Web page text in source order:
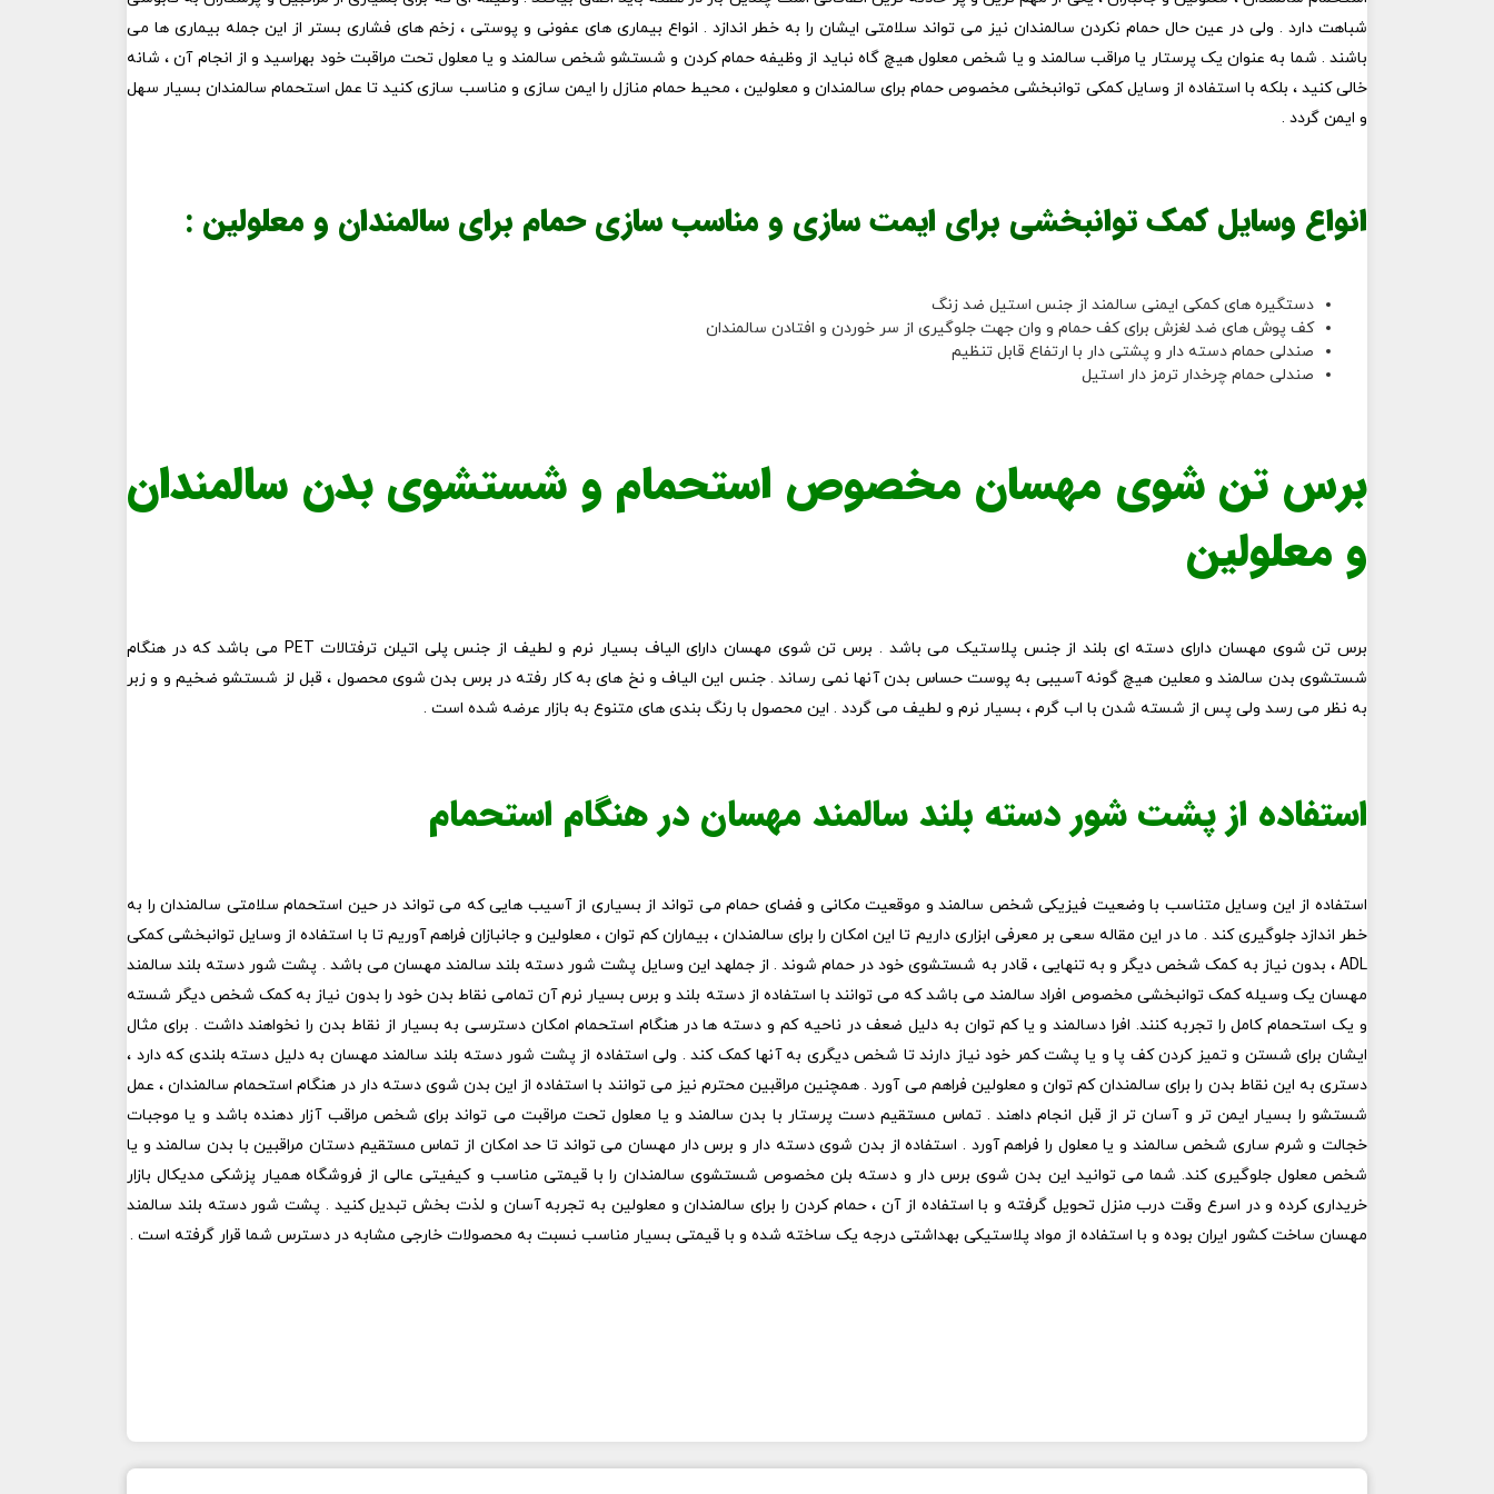
شباهت دارد . ولی در عین حال حمام نکردن سالمندان نیز می تواند سلامتی ایشان را به خطر اندازد . انواع بیماری های عفونی و پوستی ، زخم های فشاری بستر از این جمله بیماری ها می
باشند . شما به عنوان یک پرستار یا مراقب سالمند و یا شخص معلول هیچ گاه نباید از وظیفه حمام کردن و شستشو شخص سالمند و یا معلول تحت مراقبت خود بهراسید و از انجام آن ، شانه
خالی کنید ، بلکه با استفاده از وسایل کمکی توانبخشی مخصوص حمام برای سالمندان و معلولین ، محیط حمام منازل را ایمن سازی و مناسب سازی کنید تا عمل استحمام سالمندان بسیار سهل
و ایمن گردد .
انواع وسایل کمک توانبخشی برای ایمت سازی و مناسب سازی حمام برای سالمندان و معلولین :
دستگیره های کمکی ایمنی سالمند از جنس استیل ضد زنگ
کف پوش های ضد لغزش برای کف حمام و وان جهت جلوگیری از سر خوردن و افتادن سالمندان
صندلی حمام دسته دار و پشتی دار با ارتفاع قابل تنظیم
صندلی حمام چرخدار ترمز دار استیل
برس تن شوی مهسان مخصوص استحمام و شستشوی بدن سالمندان
و معلولین
برس تن شوی مهسان دارای دسته ای بلند از جنس پلاستیک می باشد . برس تن شوی مهسان دارای الیاف بسیار نرم و لطیف از جنس پلی اتیلن ترفتالات PET می باشد که در هنگام
شستشوی بدن سالمند و معلین هیچ گونه آسیبی به پوست حساس بدن آنها نمی رساند . جنس این الیاف و نخ های به کار رفته در برس بدن شوی محصول ، قبل لز شستشو ضخیم و و زبر
به نظر می رسد ولی پس از شسته شدن با اب گرم ، بسیار نرم و لطیف می گردد . این محصول با رنگ بندی های متنوع به بازار عرضه شده است .
استفاده از پشت شور دسته بلند سالمند مهسان در هنگام استحمام
استفاده از این وسایل متناسب با وضعیت فیزیکی شخص سالمند و موقعیت مکانی و فضای حمام می تواند از بسیاری از آسیب هایی که می تواند در حین استحمام سلامتی سالمندان را به
خطر اندازد جلوگیری کند . ما در این مقاله سعی بر معرفی ابزاری داریم تا این امکان را برای سالمندان ، بیماران کم توان ، معلولین و جانبازان فراهم آوریم تا با استفاده از وسایل توانبخشی کمکی
ADL ، بدون نیاز به کمک شخص دیگر و به تنهایی ، قادر به شستشوی خود در حمام شوند . از جملهد این وسایل پشت شور دسته بلند سالمند مهسان می باشد . پشت شور دسته بلند سالمند
مهسان یک وسیله کمک توانبخشی مخصوص افراد سالمند می باشد که می توانند با استفاده از دسته بلند و برس بسیار نرم آن تمامی نقاط بدن خود را بدون نیاز به کمک شخص دیگر شسته
و یک استحمام کامل را تجربه کنند. افرا دسالمند و یا کم توان به دلیل ضعف در ناحیه کم و دسته ها در هنگام استحمام امکان دسترسی به بسیار از نقاط بدن را نخواهند داشت . برای مثال
ایشان برای شستن و تمیز کردن کف پا و یا پشت کمر خود نیاز دارند تا شخص دیگری به آنها کمک کند . ولی استفاده از پشت شور دسته بلند سالمند مهسان به دلیل دسته بلندی که دارد ،
دستری به این نقاط بدن را برای سالمندان کم توان و معلولین فراهم می آورد . همچنین مراقبین محترم نیز می توانند با استفاده از این بدن شوی دسته دار در هنگام استحمام سالمندان ، عمل
شستشو را بسیار ایمن تر و آسان تر از قبل انجام داهند . تماس مستقیم دست پرستار با بدن سالمند و یا معلول تحت مراقبت می تواند برای شخص مراقب آزار دهنده باشد و یا موجبات
خجالت و شرم ساری شخص سالمند و یا معلول را فراهم آورد . استفاده از بدن شوی دسته دار و برس دار مهسان می تواند تا حد امکان از تماس مستقیم دستان مراقبین با بدن سالمند و یا
شخص معلول جلوگیری کند. شما می توانید این بدن شوی برس دار و دسته بلن مخصوص شستشوی سالمندان را با قیمتی مناسب و کیفیتی عالی از فروشگاه همیار پزشکی مدیکال بازار
خریداری کرده و در اسرع وقت درب منزل تحویل گرفته و با استفاده از آن ، حمام کردن را برای سالمندان و معلولین به تجربه آسان و لذت بخش تبدیل کنید . پشت شور دسته بلند سالمند
مهسان ساخت کشور ایران بوده و با استفاده از مواد پلاستیکی بهداشتی درجه یک ساخته شده و با قیمتی بسیار مناسب نسبت به محصولات خارجی مشابه در دسترس شما قرار گرفته است .